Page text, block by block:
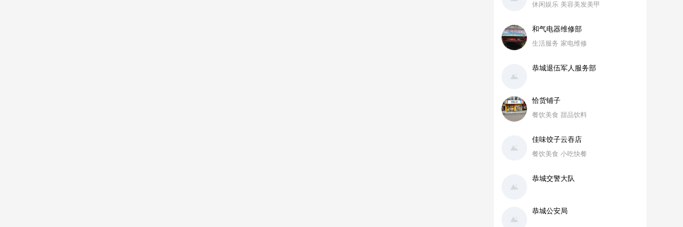
休闲娱乐 美容美发美甲
和气电器维修部
生活服务 家电维修
恭城退伍军人服务部
恰货铺子
餐饮美食 甜品饮料
佳味饺子云吞店
餐饮美食 小吃快餐
恭城交警大队
恭城公安局